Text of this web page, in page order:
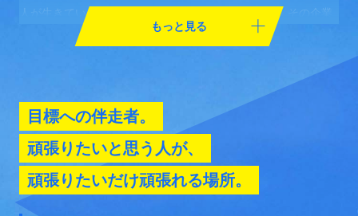
人が生きていくためには、企業の経営活動が必要で、その企業
で必要とされる簿記会計は、私たちの生活と深く結びついてい
を育むことにつながります。自分だけの「志」を思い描きなが
目標への伴走者。
頑張りたいと思う人が、
頑張りたいだけ頑張れる場所。